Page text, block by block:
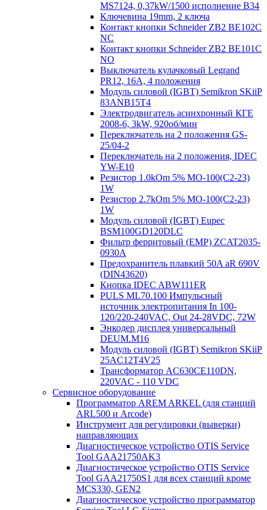
MS7124, 0,37kW/1500 исполнение В34
Ключевина 19mm, 2 ключа
Контакт кнопки Schneider ZB2 BE102C
NC
Контакт кнопки Schneider ZB2 BE101C
NO
Выключатель кулачковый Legrand
PR12, 16A, 4 положения
Модуль силовой (IGBT) Semikron SKiiP
83ANB15T4
Электродвигатель асинхронный КГЕ
2008-6, 3kW, 920об/мин
Переключатель на 2 положения GS-
25/04-2
Переключатель на 2 положения, IDEC
YW-E10
Резистор 1.0kOm 5% МО-100(С2-23)
1W
Резистор 2.7kOm 5% МО-100(С2-23)
1W
Модуль силовой (IGBT) Eupec
BSM100GD120DLC
Фильтр ферритовый (EMP) ZCAT2035-
0930A
Предохранитель плавкий 50A aR 690V
(DIN43620)
Кнопка IDEC ABW111ER
PULS ML70.100 Импульсный
источник электропитания In 100-
120/220-240VAC, Out 24-28VDC, 72W
Энкодер дисплея универсальный
DEUM.M16
Модуль силовой (IGBT) Semikron SKiiP
25AC12T4V25
Трансформатор AC630CE110DN,
220VAC - 110 VDC
Сервисное оборудование
Программатор AREM ARKEL (для станций
ARL500 и Arcode)
Инструмент для регулировки (выверки)
направляющих
Диагностическое устройство OTIS Service
Tool GAA21750AK3
Диагностическое устройство OTIS Service
Tool GAA21750S1 для всех станций кроме
MCS330, GEN2
Диагностическое устройство программатор